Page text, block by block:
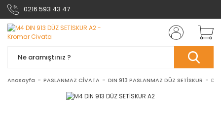
0216 593 43 47
Anasayfa PASLANMAZ CİVATA DIN 913 PASLANMAZ DÜZ SETİSKUR